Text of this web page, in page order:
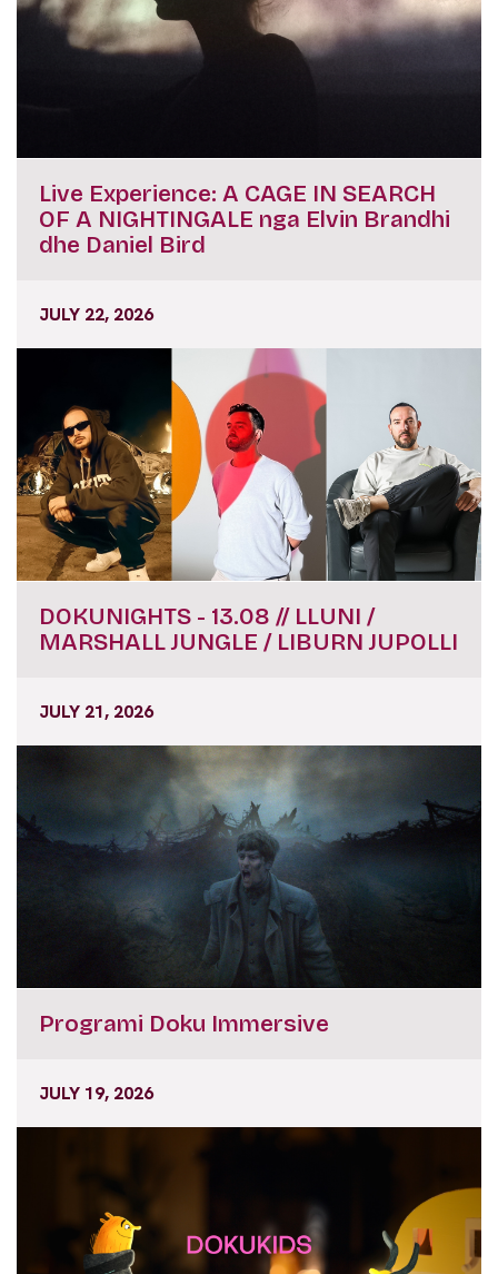
Live Experience: A CAGE IN SEARCH
OF A NIGHTINGALE nga Elvin Brandhi
dhe Daniel Bird
JULY 22, 2026
DOKUNIGHTS - 13.08 // LLUNI /
MARSHALL JUNGLE / LIBURN JUPOLLI
JULY 21, 2026
Programi Doku Immersive
JULY 19, 2026